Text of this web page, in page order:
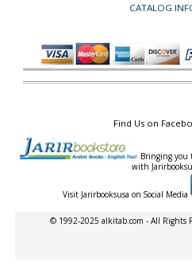
CATALOG
Find Us on
Bringing you
with
Visit Jarirbooksusa on Social Media
© 1992-2025 alkitab.com - All Rights